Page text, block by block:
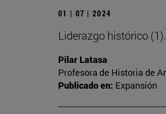
01 | 07 | 2024
Liderazgo histórico
Pilar Latasa
Profesora de Historia de
Publicado en: Expansión